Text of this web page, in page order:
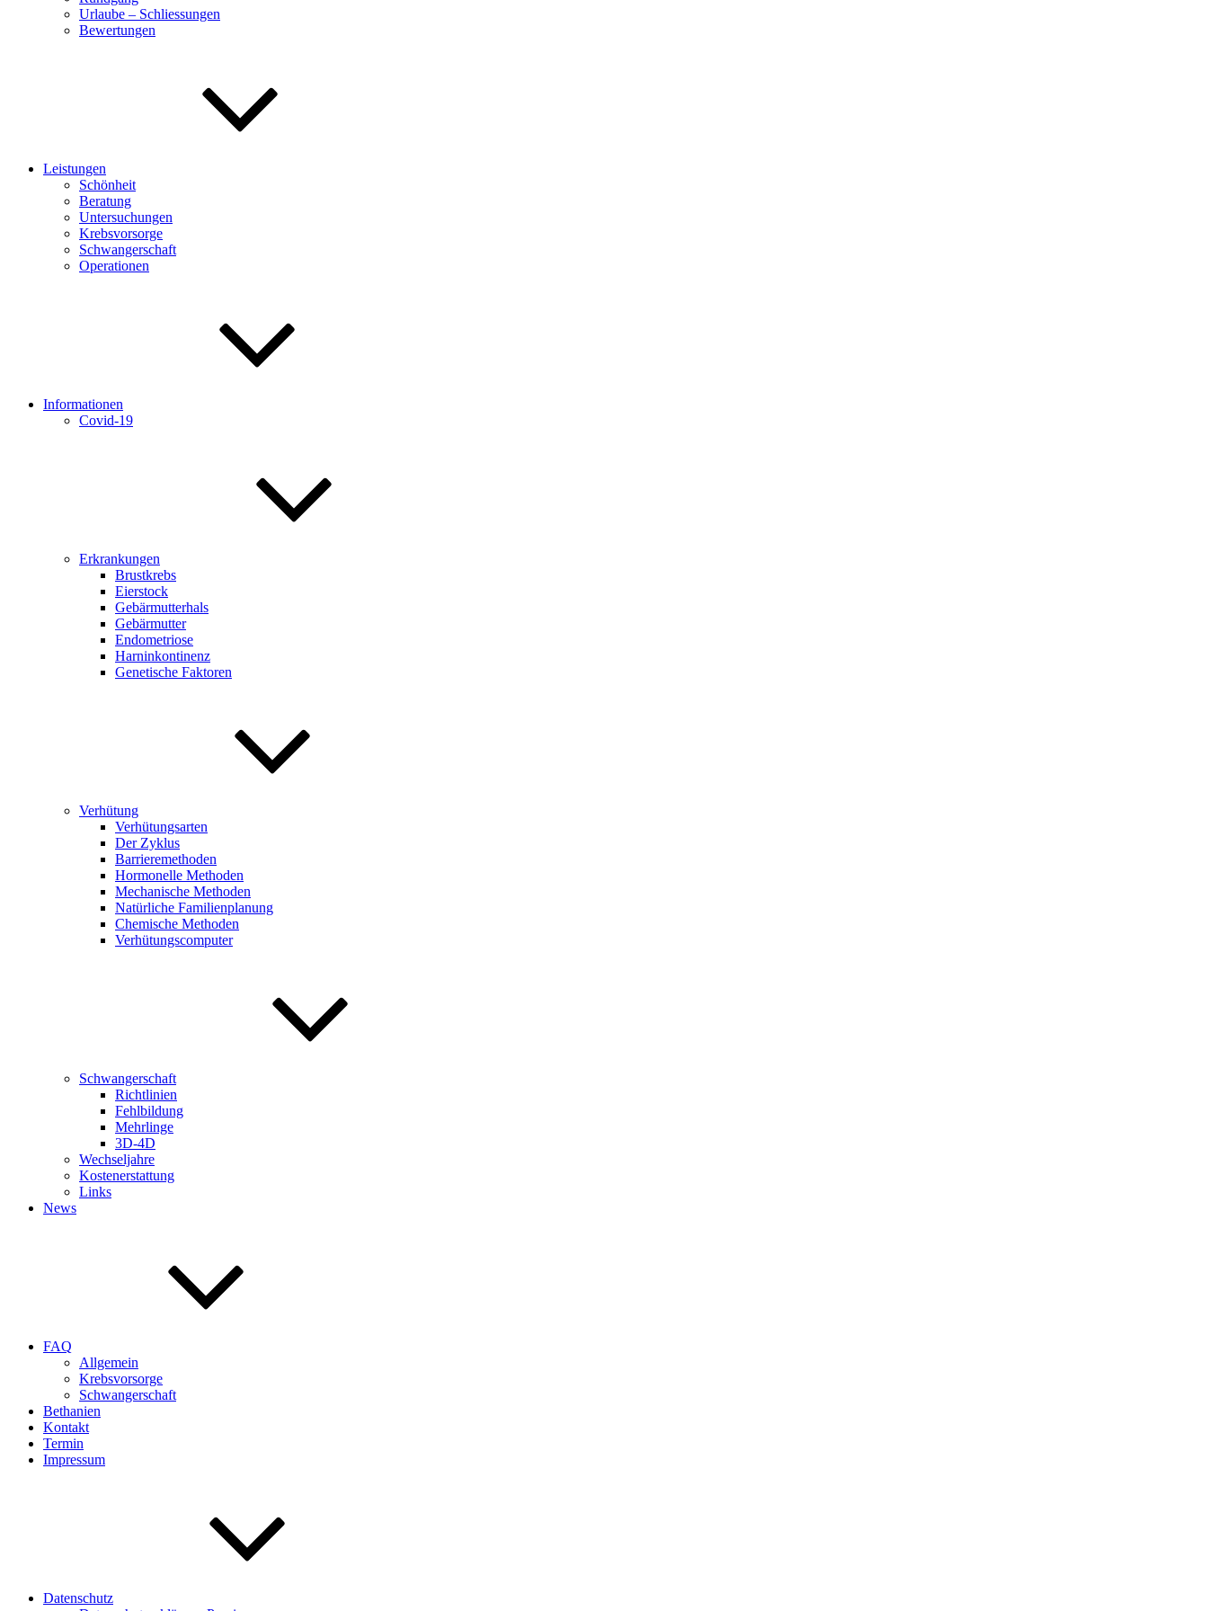
Urlaube – Schliessungen
Bewertungen
Leistungen
Schönheit
Beratung
Untersuchungen
Krebsvorsorge
Schwangerschaft
Operationen
Informationen
Covid-19
Erkrankungen
Brustkrebs
Eierstock
Gebärmutterhals
Gebärmutter
Endometriose
Harninkontinenz
Genetische Faktoren
Verhütung
Verhütungsarten
Der Zyklus
Barrieremethoden
Hormonelle Methoden
Mechanische Methoden
Natürliche Familienplanung
Chemische Methoden
Verhütungscomputer
Schwangerschaft
Richtlinien
Fehlbildung
Mehrlinge
3D-4D
Wechseljahre
Kostenerstattung
Links
News
FAQ
Allgemein
Krebsvorsorge
Schwangerschaft
Bethanien
Kontakt
Termin
Impressum
Datenschutz